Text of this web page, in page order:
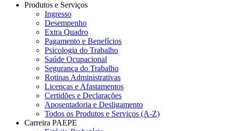
Produtos e Serviços
Ingresso
Desempenho
Extra Quadro
Pagamento e Benefícios
Psicologia do Trabalho
Saúde Ocupacional
Segurança do Trabalho
Rotinas Administrativas
Licenças e Afastamentos
Certidões e Declarações
Aposentadoria e Desligamento
Todos os Produtos e Serviços (A-Z)
Carreira PAEPE